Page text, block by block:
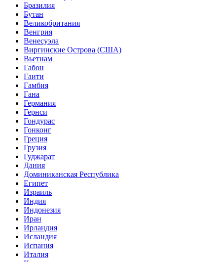
Бразилия
Бутан
Великобритания
Венгрия
Венесуэла
Виргинские Острова (США)
Вьетнам
Габон
Гаити
Гамбия
Гана
Германия
Гернси
Гондурас
Гонконг
Греция
Грузия
Гуджарат
Дания
Доминиканская Республика
Египет
Израиль
Индия
Индонезия
Иран
Ирландия
Исландия
Испания
Италия